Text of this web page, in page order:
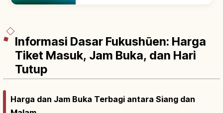
Informasi Dasar Fukushūen: Harga
Tiket Masuk, Jam Buka, dan Hari
Tutup
Harga dan Jam Buka Terbagi antara Siang dan